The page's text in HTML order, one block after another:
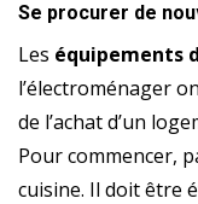
Se procurer de
Les équipements
l’électroménager
de l’achat d’un
Pour commencer,
cuisine. Il doit être